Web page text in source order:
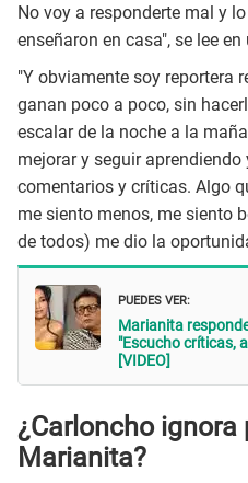
No voy a responderte mal y
enseñaron en casa", se lee
"Y obviamente soy reportera
ganan poco a poco, sin
escalar de la noche a la
mejorar y seguir
comentarios y críticas. Algo
me siento menos, me siento
de todos) me dio la
PUEDES VER:
Marianita
"Escucho críticas,
[VIDEO]
¿Carloncho ignora
Marianita?